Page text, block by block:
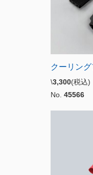
クーリン
\3,300(税込)
No. 45566